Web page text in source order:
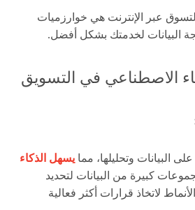
عبر الإنترنت هي خوارزميات
البيانات لخدمتك بشكل أفضل.
الاصطناعي في التسويق
البيانات وتحليلها، مما يسهل الذكاء
كبيرة من البيانات لتحديد
لاتخاذ قرارات أكثر فعالية